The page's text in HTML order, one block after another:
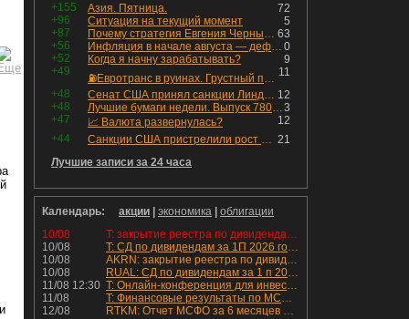
+155 72
Азия. Пятница.
+96
5
Ситуация на текущий момент
+87
63
Почему стратегия Евгения Черных приведет вас к убыткам в 2026 году
+56
0
Инфляция в начале августа — дефляция из-за топлива и плодоовощной корзины, но услуги продолжают дорожать, а рубль начал ослабевать.
+52
9
Когда я начну зарабатывать?
+49
11
⛽️Евротранс в руинах. Грустный пост😶😞 Что изменилось в облигациях?
+48
12
Сенат США принял санкции Линдси Грэма против России
+48
3
Лучшие бумаги недели. Выпуск 780 – обновления для пятницы
+47
12
📈 Валюта развернулась?
+44
21
Санкции США пристрелили рост акций в России
Лучшие записи за 24 часа
Календарь: акции экономика
облигации
10/08
T: закрытие реестра по дивидендам 4.6 руб
10/08
T: СД по дивидендам за 1П 2026 года.
10/08
AKRN: закрытие реестра по дивидендам 235 руб
10/08
RUAL: СД по дивидендам за 1 п 2026 года.
11/08 12:30
T: Онлайн-конференция для инвесторов и аналитиков
11/08
T: Финансовые результаты по МСФО за 2к 2026 года
12/08
RTKM: Отчет МСФО за 6 месяцев 2026 года